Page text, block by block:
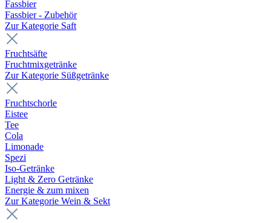
Fassbier
Fassbier - Zubehör
Zur Kategorie Saft
Fruchtsäfte
Fruchtmixgetränke
Zur Kategorie Süßgetränke
Fruchtschorle
Eistee
Tee
Cola
Limonade
Spezi
Iso-Getränke
Light & Zero Getränke
Energie & zum mixen
Zur Kategorie Wein & Sekt